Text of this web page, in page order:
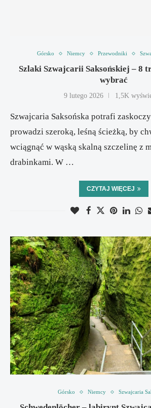
Górsko Niemcy Przewodniki
Szlaki Szwajcarii Saksońskiej – 8
wybrać
9 lutego 2026 1,5K
Szwajcaria Saksońska potrafi
prowadzi szeroką, leśną ścieżką, by
wciągnąć w wąską skalną szczelinę z
drabinkami. W …
CZYTAJ WIĘCEJ
Górsko Niemcy Szwajcaria